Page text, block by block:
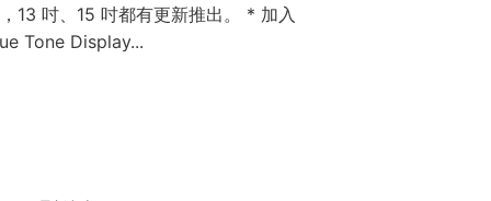
13 吋、15 吋都有更新推出。 * 加入
Tone Display...